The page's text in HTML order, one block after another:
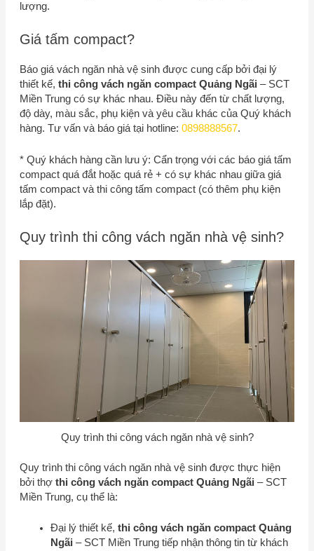
lượng.
Giá tấm compact?
Báo giá vách ngăn nhà vệ sinh được cung cấp bởi đại lý
thiết kế, thi công vách ngăn compact Quảng Ngãi – SCT
Miền Trungcó sự khác nhau. Điều này đến từ chất lượng,
độ dày, màu sắc, phụ kiện và yêu cầu khác của Quý khách
hàng. Tư vấn và báo giá tại hotline: 0898888567.
* Quý khách hàng cần lưu ý: Cẩn trọng với các báo giá tấm
compact quá đắt hoặc quá rẻ + có sự khác nhau giữa giá
tấm compact và thi công tấm compact (có thêm phụ kiện
lắp đặt).
Quy trình thi công vách ngăn nhà vệ sinh?
Quy trình thi công vách ngăn nhà vệ sinh?
Quy trình thi công vách ngăn nhà vệ sinh được thực hiện
bởi thợ thi công vách ngăn compact Quảng Ngãi – SCT
Miền Trung, cụ thể là:
Đại lý thiết kế, thi công vách ngăn compact Quảng
Ngãi – SCT Miền Trungtiếp nhận thông tin từ khách